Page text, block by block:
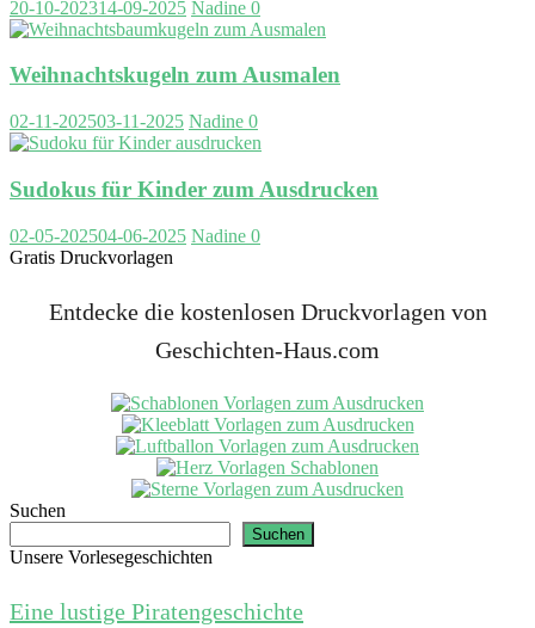
20-10-202314-09-2025 Nadine 0
Weihnachtskugeln zum Ausmalen
02-11-202503-11-2025 Nadine 0
Sudokus für Kinder zum Ausdrucken
02-05-202504-06-2025 Nadine 0
Gratis Druckvorlagen
Entdecke die kostenlosen Druckvorlagen von
Geschichten-Haus.com
Suchen
Suchen
Unsere Vorlesegeschichten
Eine lustige Piratengeschichte